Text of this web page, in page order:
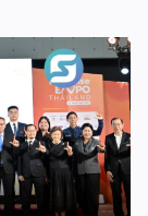
ส่งเสริมสนับสนุน
รมพัฒนาธุรกิจ
ะธานเปิดงาน
อสเอ็มอี เอ็กซ์
Expo)” ซึ่ง
บริษัท พีเอ็มจี
ระกอบการและ
รนไชส์ […]